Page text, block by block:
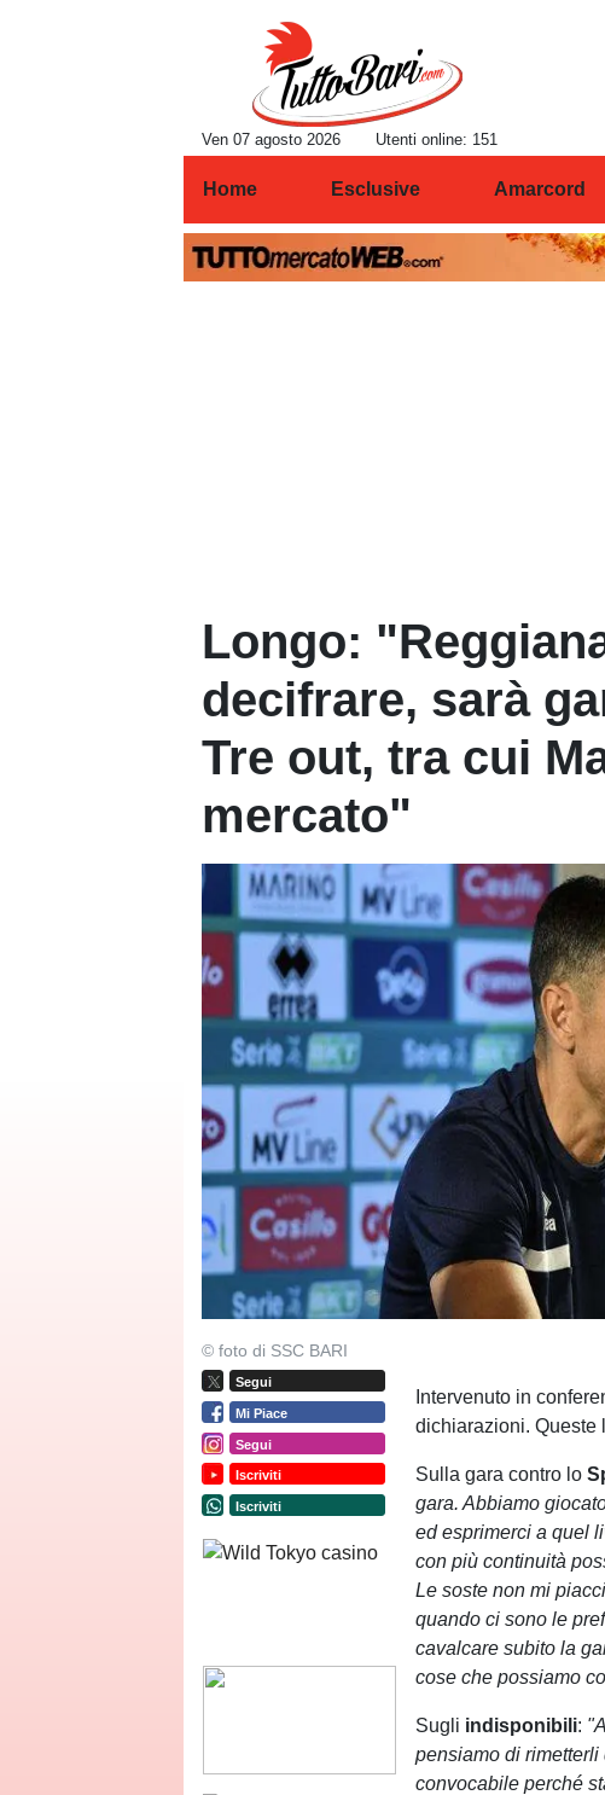
Ven 07 agosto 2026 Utenti online: 151
Home Esclusive Amarcord
Longo:
decifrare, sarà
Tre out, tra cui
mercato"
© foto di SSC BARI
Segui
Mi Piace
Segui
Iscriviti
Iscriviti
Intervenuto in
dichiarazioni. Queste
Sulla gara contro lo
gara. Abbiamo
ed esprimerci a quel
con più continuità
Le soste non mi
quando ci sono le
cavalcare subito la
cose che possiamo
Sugli indisponibili:
pensiamo di
convocabile perché